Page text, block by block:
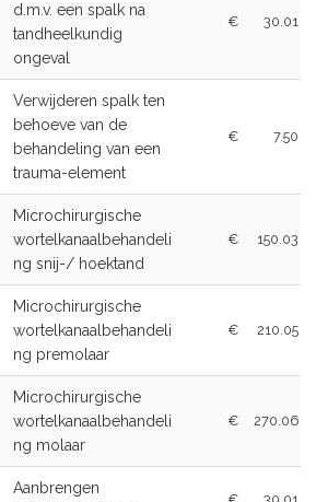
d.m.v. een spalk na
tandheelkundig
ongeval
€ 30.01
Verwijderen spalk ten
behoeve van de
behandeling van een
trauma-element
€ 7.50
Microchirurgische
wortelkanaalbehandeli
ng snij-/ hoektand
€ 150.03
Microchirurgische
wortelkanaalbehandeli
ng premolaar
€ 210.05
Microchirurgische
wortelkanaalbehandeli
ng molaar
€ 270.06
Aanbrengen